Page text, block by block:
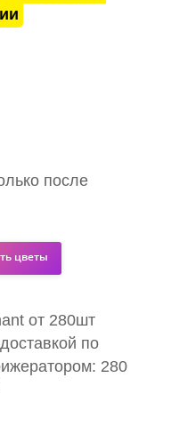
после
цветы
от 280шт
по
280